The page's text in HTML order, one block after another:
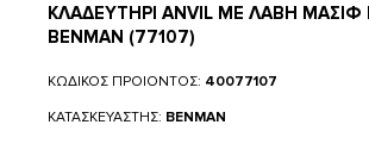
ΚΛΑΔΕΥΤΗΡΙ ANVIL ΜΕ ΛΑΒΗ ΜΑΣΙΦ
BENMAN (77107)
ΚΩΔΙΚΟΣ ΠΡΟΙΟΝΤΟΣ: 40077107
ΚΑΤΑΣΚΕΥΑΣΤΗΣ: BENMAN